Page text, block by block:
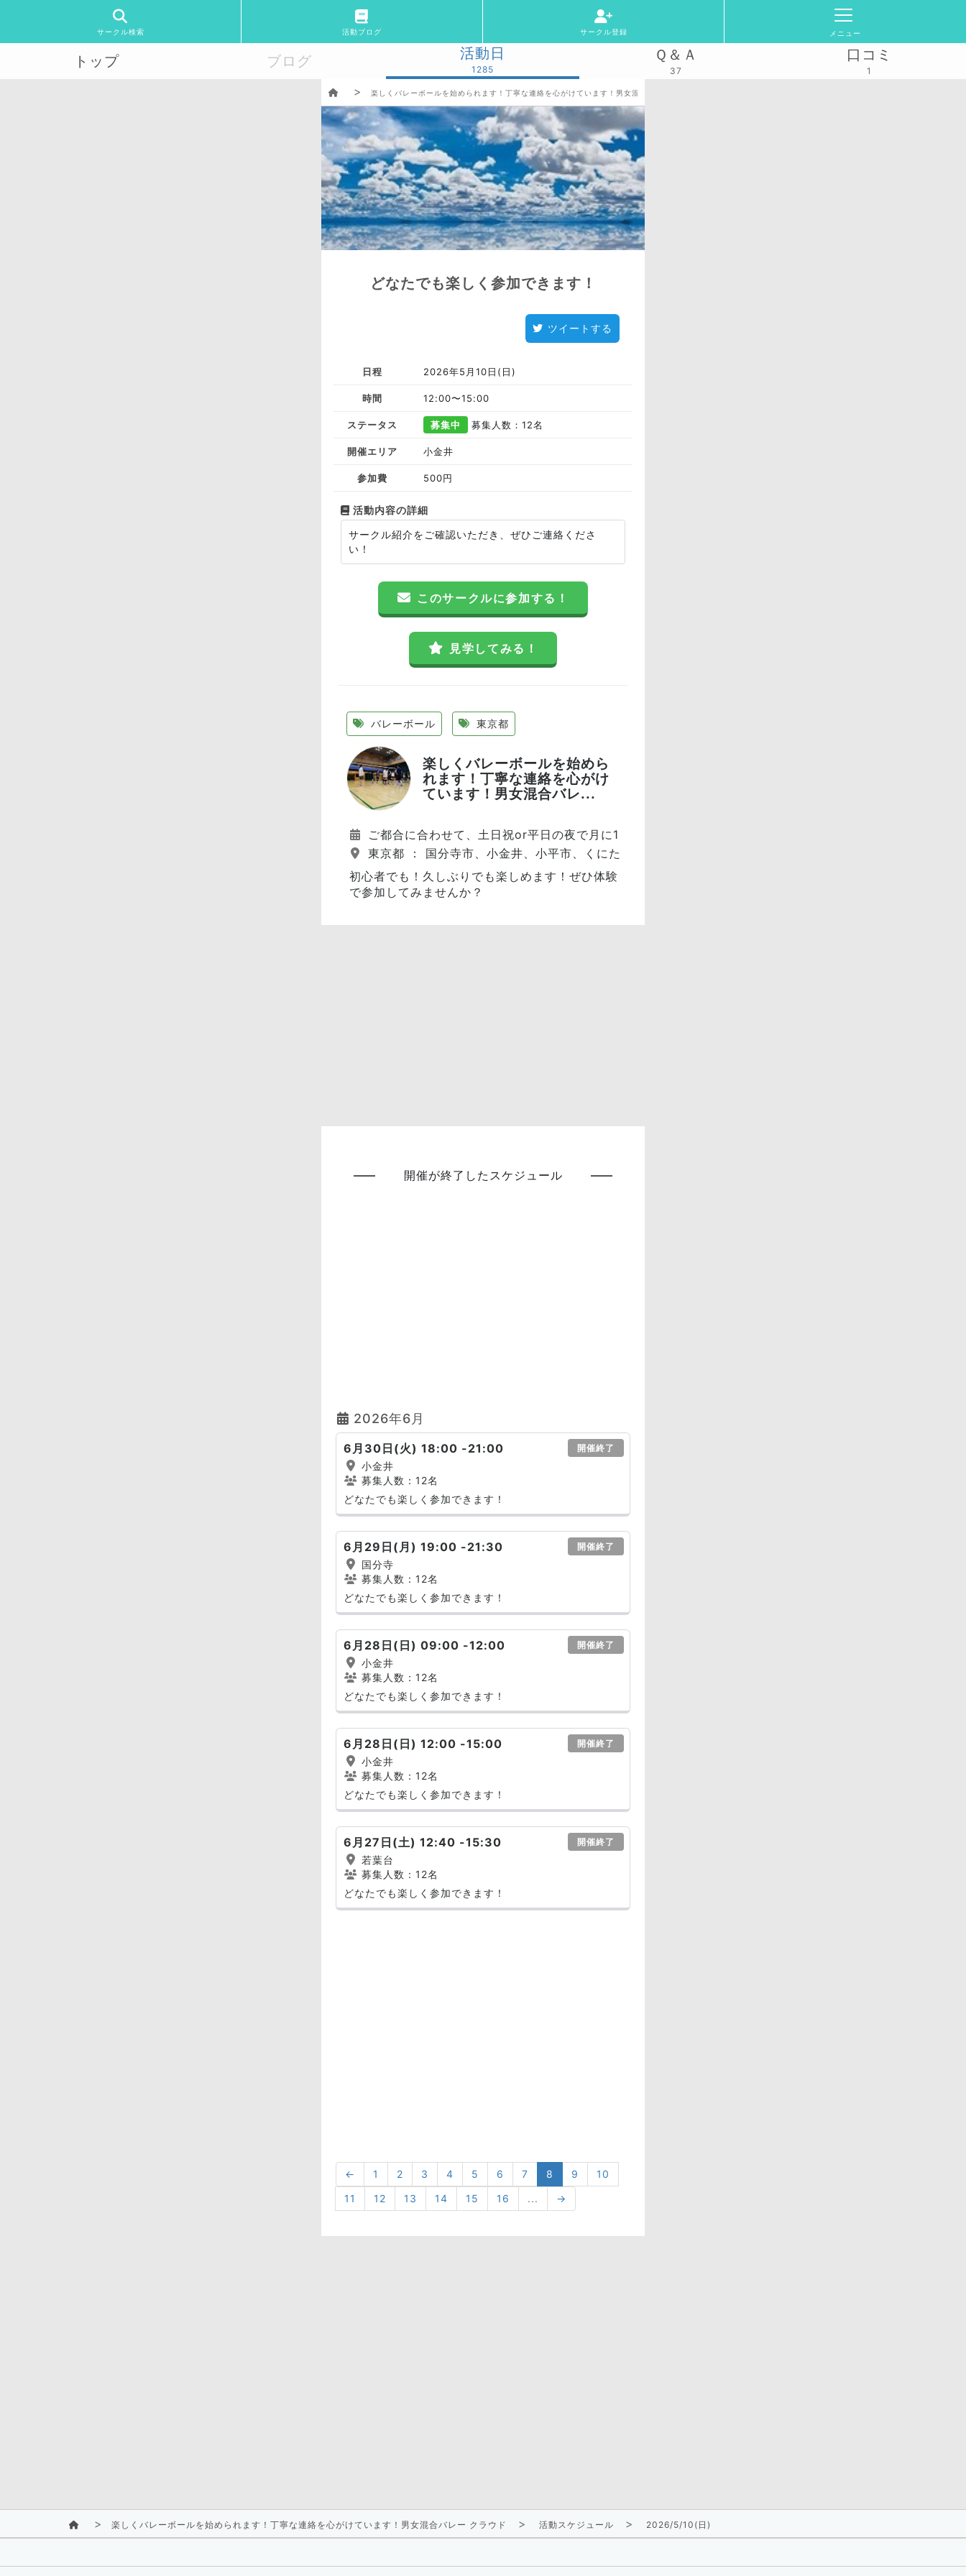
サークル検索 活動ブログ サークル登録 メニュー
トップ ブログ 活動日
1285
Ｑ＆Ａ
37
口コミ
1
楽しくバレーボールを始められます！丁寧な連絡を心がけています！男女混合バレー クラウド
どなたでも楽しく参加できます！
ツイートする
日程 2026年5月10日(日)
時間 12:00〜15:00
ステータス 募集中 募集人数：12名
開催エリア 小金井
参加費 500円
活動内容の詳細
サークル紹介をご確認いただき、ぜひご連絡くださ
い！
このサークルに参加する！
見学してみる！
バレーボール 東京都
楽しくバレーボールを始めら
れます！丁寧な連絡を心がけ
ています！男女混合バレ...
ご都合に合わせて、土日祝or平日の夜で月に15～20回程度の任意参加
東京都 ： 国分寺市、小金井、小平市、くにたち市、調布市など
初心者でも！久しぶりでも楽しめます！ぜひ体験
で参加してみませんか？
開催が終了したスケジュール
2026年6月
6月30日(火) 18:00 -21:00 開催終了
小金井
募集人数：12名
どなたでも楽しく参加できます！
6月29日(月) 19:00 -21:30 開催終了
国分寺
募集人数：12名
どなたでも楽しく参加できます！
6月28日(日) 09:00 -12:00 開催終了
小金井
募集人数：12名
どなたでも楽しく参加できます！
6月28日(日) 12:00 -15:00 開催終了
小金井
募集人数：12名
どなたでも楽しく参加できます！
6月27日(土) 12:40 -15:30 開催終了
若葉台
募集人数：12名
どなたでも楽しく参加できます！
← 1 2 3 4 5 6 7 8 9
10
11
12 13 14 15 16 ... →
楽しくバレーボールを始められます！丁寧な連絡を心がけています！男女混合バレー クラウド 活動スケジュール 2026/5/10(日)